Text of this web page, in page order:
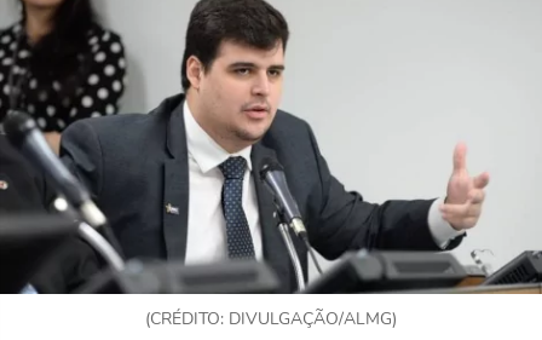
(CRÉDITO: DIVULGAÇÃO/ALMG)